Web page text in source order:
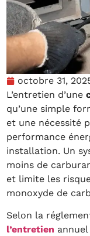
octobre 31,
L’entretien d’une
qu’une simple
et une nécessité
performance
installation. Un
moins de
et limite les
monoxyde de
Selon la
l’entretien